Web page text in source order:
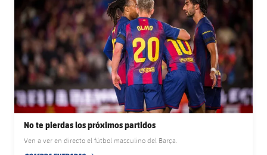
Barça Cafe
Ciutat Esportiva
La Masia
plusicon
más
Servicios
Servicios Médicos
plusicon
más
Acreditaciones
Instalaciones
SUB9 A
SUB9 B
SUB8 A
SUB8 B
Historia
Palmarés
Mini
Clasificaciones
Jugadores
Fotos
Historia
Palmarés
Resultados
Clasificaciones
Jugadores
Fotos
Juvenil
Cadete A
Cadete B
Infantil A
Infantil B
Primer equipo
plusicon
Actualidad
Calendario
Entradas
Resultados
Barça Atlètic
plusicon
más
Actualidad
Calendario
Resultados
Base
plusicon
más
Actualidad
Juvenil
Campus Verano
PLUSICON
MÁS
No te pierdas los próximos partidos
Ven a ver en directo el fútbol masculino del Barça.